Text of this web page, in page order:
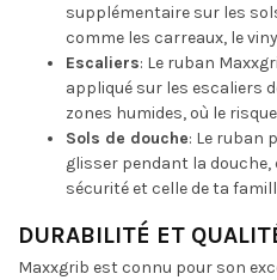
supplémentaire sur les
comme les carreaux, le
Escaliers: Le ruban
appliqué sur les escaliers
zones humides, où le
Sols de douche: Le ruban
glisser pendant la
sécurité et celle de ta
DURABILITÉ ET
Maxxgrib est connu pour son